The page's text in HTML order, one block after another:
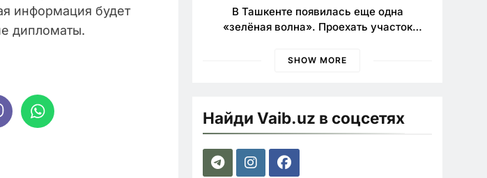
информация будет
дипломаты.
В Ташкенте появилась еще одна
«зелёная волна». Проехать участок
SHOW MORE
Найди Vaib.uz в соцсетях